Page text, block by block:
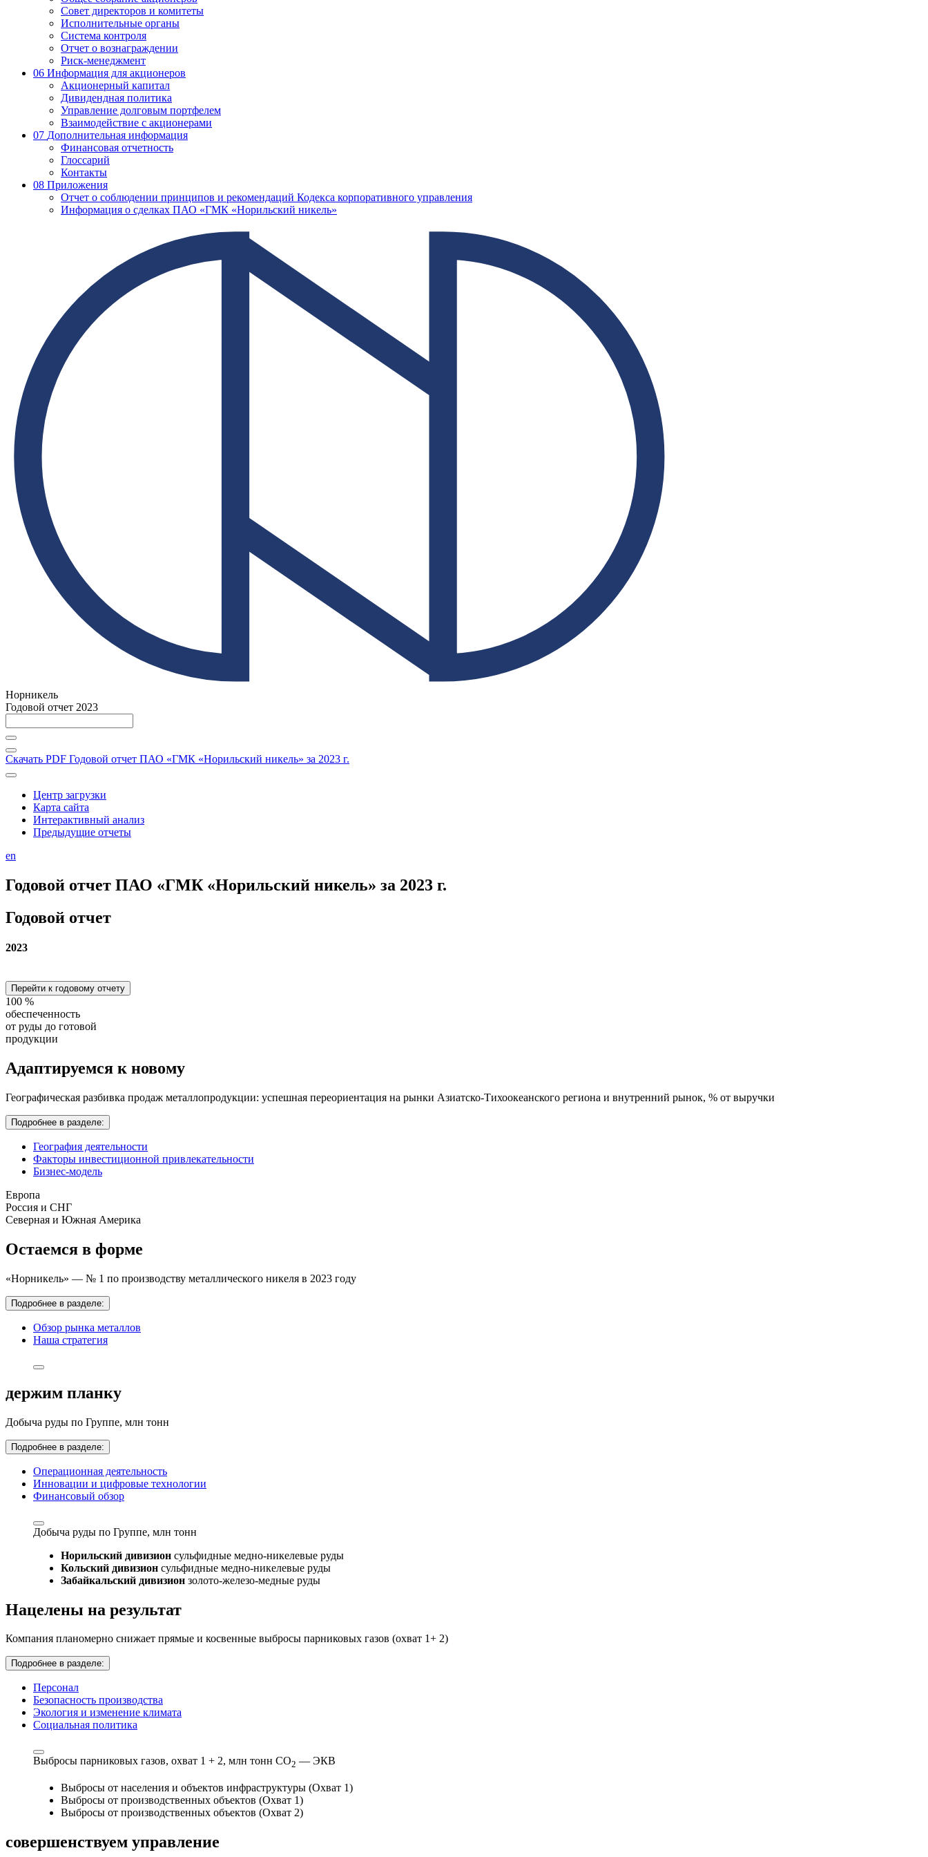
Совет директоров и комитеты
Исполнительные органы
Система контроля
Отчет о вознаграждении
Риск-менеджмент
06 Информация для акционеров
Акционерный капитал
Дивидендная политика
Управление долговым портфелем
Взаимодействие с акционерами
07 Дополнительная информация
Финансовая отчетность
Глоссарий
Контакты
08 Приложения
Отчет о соблюдении принципов и рекомендаций Кодекса корпоративного управления
Информация о сделках ПАО «ГМК «Норильский никель»
Норникель
Годовой отчет 2023
Скачать PDF Годовой отчет ПАО «ГМК «Норильский никель» за 2023 г.
Центр загрузки
Карта сайта
Интерактивный анализ
Предыдущие отчеты
en
Годовой отчет ПАО «ГМК «Норильский никель» за 2023 г.
Годовой отчет
2023
Перейти к годовому отчету
100 %
обеспеченность
от руды до готовой
продукции
Адаптируемся к новому
Географическая разбивка продаж металлопродукции: успешная переориентация на рынки Азиатско-Тихоокеанского региона и внутренний рынок, % от выручки
Подробнее в разделе:
География деятельности
Факторы инвестиционной привлекательности
Бизнес-модель
Европа
Россия и СНГ
Северная и Южная Америка
Остаемся в форме
«Норникель» — № 1 по производству металлического никеля в 2023 году
Подробнее в разделе:
Обзор рынка металлов
Наша стратегия
держим планку
Добыча руды по Группе, млн тонн
Подробнее в разделе:
Операционная деятельность
Инновации и цифровые технологии
Финансовый обзор
Добыча руды по Группе, млн тонн
Норильский дивизион сульфидные медно-никелевые руды
Кольский дивизион сульфидные медно-никелевые руды
Забайкальский дивизион золото-железо-медные руды
Нацелены на результат
Компания планомерно снижает прямые и косвенные выбросы парниковых газов (охват 1+ 2)
Подробнее в разделе:
Персонал
Безопасность производства
Экология и изменение климата
Социальная политика
Выбросы парниковых газов, охват 1 + 2, млн тонн СО2 — ЭКВ
Выбросы от населения и объектов инфраструктуры (Охват 1)
Выбросы от производственных объектов (Охват 1)
Выбросы от производственных объектов (Охват 2)
совершенствуем управление